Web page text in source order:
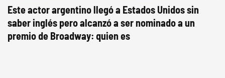
Este actor argentino llegó a Estados Unidos sin
saber inglés pero alcanzó a ser nominado a un
premio de Broadway: quien es